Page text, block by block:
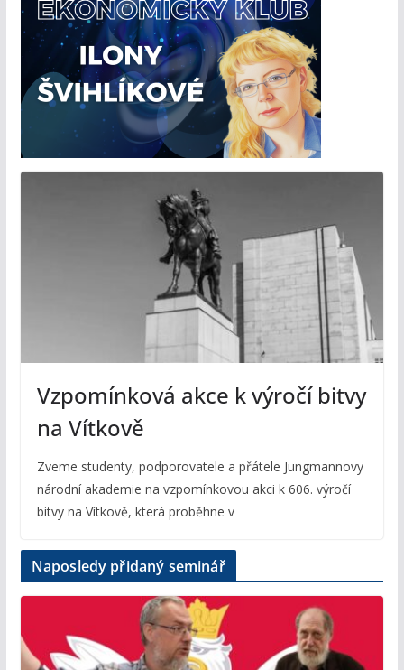
Vzpomínková akce k výročí bitvy
na Vítkově
Zveme studenty, podporovatele a přátele Jungmannovy
národní akademie na vzpomínkovou akci k 606. výročí
bitvy na Vítkově, která proběhne v
Naposledy přidaný seminář